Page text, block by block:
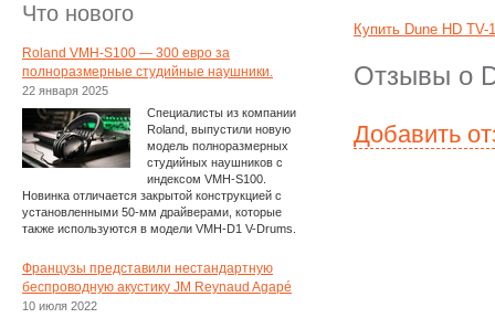
Купить Dune HD
Отзывы о
Добавить
Что нового
Roland VMH-S100 — 300 евро за
полноразмерные студийные наушники.
22 января 2025
Специалисты из компании
Roland, выпустили новую
модель полноразмерных
студийных наушников с
индексом VMH-S100.
Новинка отличается закрытой конструкцией с
установленными 50-мм драйверами, которые
также используются в модели VMH-D1 V-Drums.
Французы представили нестандартную
беспроводную акустику JM Reynaud Agapé
10 июля 2022